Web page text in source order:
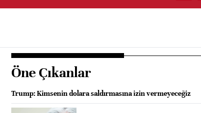
Öne Çıkanlar
Trump: Kimsenin dolara saldırmasına izin vermeyeceğiz